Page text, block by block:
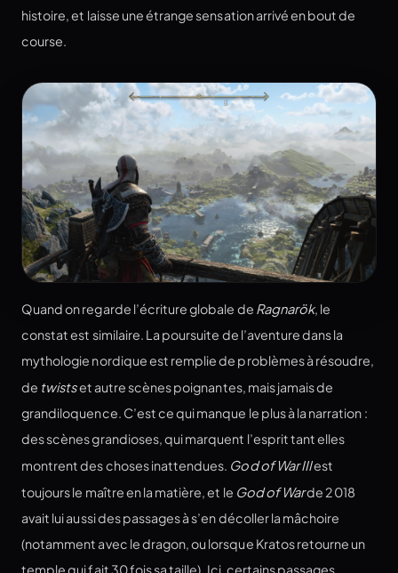
histoire, et laisse une étrange sensation arrivé en bout de
course.
Quand on regarde l’écriture globale de Ragnarök, le
constat est similaire. La poursuite de l’aventure dans la
mythologie nordique est remplie de problèmes à résoudre,
de twistset autre scènes poignantes, mais jamais de
grandiloquence. C’est ce qui manque le plus à la narration :
des scènes grandioses, qui marquent l’esprit tant elles
montrent des choses inattendues. God of War IIIest
toujours le maître en la matière, et le God of Warde 2018
avait lui aussi des passages à s’en décoller la mâchoire
(notamment avec le dragon, ou lorsque Kratos retourne un
temple qui fait 30 fois sa taille). Ici, certains passages